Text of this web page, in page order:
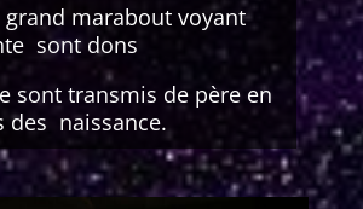
grand marabout voyant
sont dons
sont transmis de père en
des naissance.